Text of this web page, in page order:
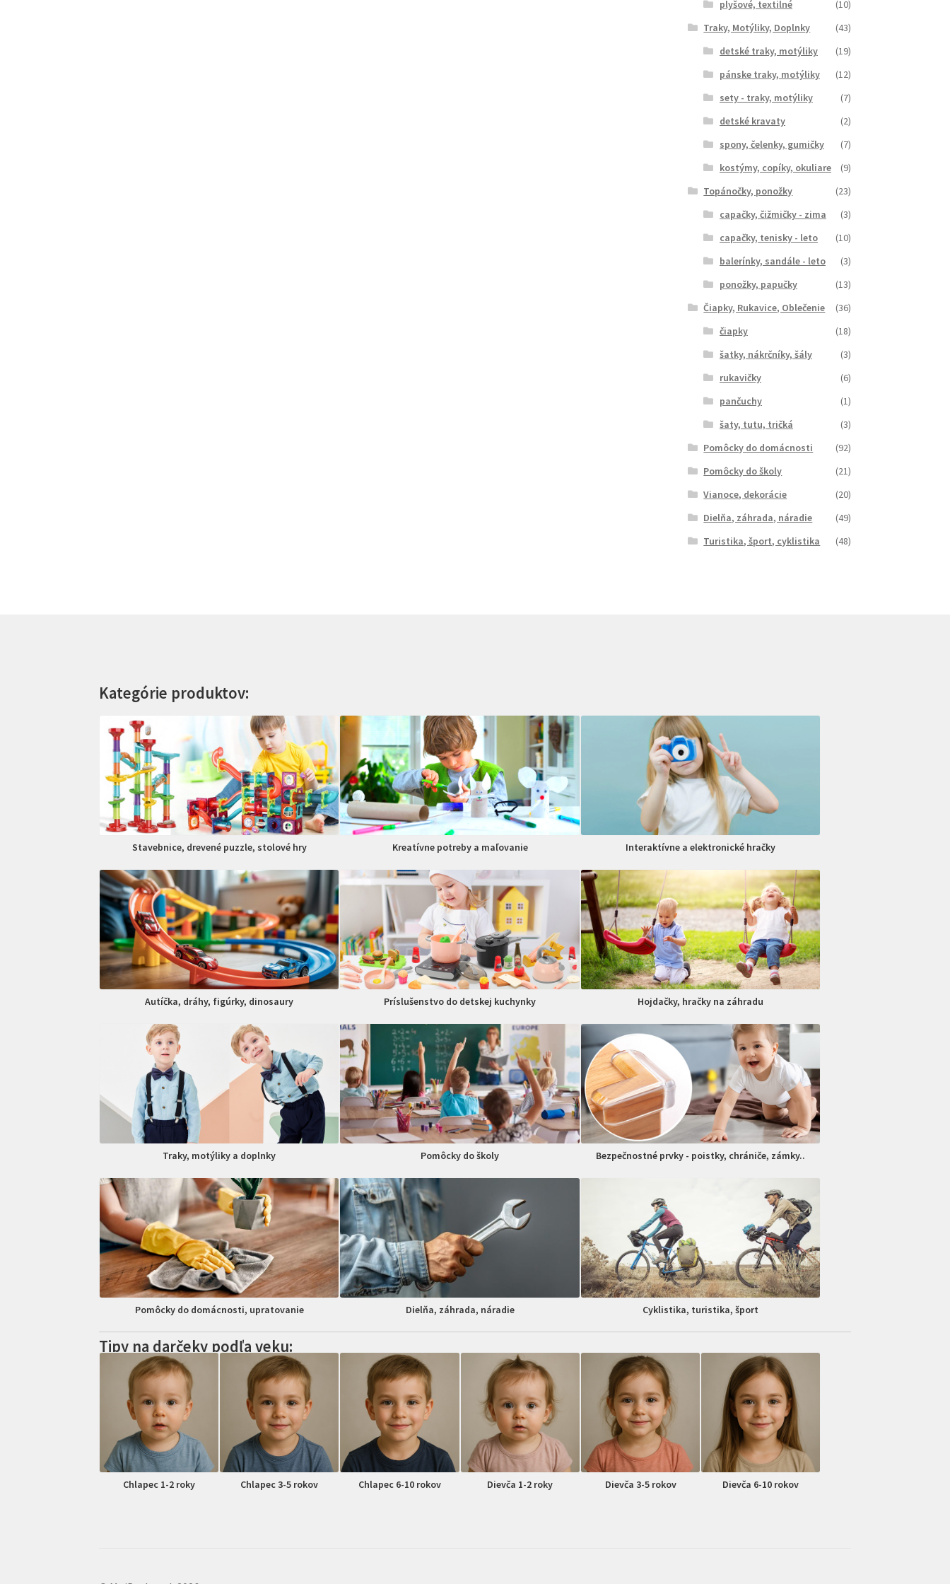
plyšové, textilné
(10)
Traky, Motýliky, Doplnky
(43)
detské traky, motýliky
(19)
pánske traky, motýliky
(12)
sety - traky, motýliky
(7)
detské kravaty
(2)
spony, čelenky, gumičky
(7)
kostýmy, copíky, okuliare
(9)
Topánočky, ponožky
(23)
capačky, čižmičky - zima
(3)
capačky, tenisky - leto
(10)
balerínky, sandále - leto
(3)
ponožky, papučky
(13)
Čiapky, Rukavice, Oblečenie
(36)
čiapky
(18)
šatky, nákrčníky, šály
(3)
rukavičky
(6)
pančuchy
(1)
šaty, tutu, tričká
(3)
Pomôcky do domácnosti
(92)
Pomôcky do školy
(21)
Vianoce, dekorácie
(20)
Dielňa, záhrada, náradie
(49)
Turistika, šport, cyklistika
(48)
Kategórie produktov:
Stavebnice, drevené puzzle, stolové hry Kreatívne potreby a maľovanie Interaktívne a elektronické hračky
Autíčka, dráhy, figúrky, dinosaury Príslušenstvo do detskej kuchynky Hojdačky, hračky na záhradu
Traky, motýliky a doplnky Pomôcky do školy Bezpečnostné prvky - poistky, chrániče, zámky..
Pomôcky do domácnosti, upratovanie Dielňa, záhrada, náradie Cyklistika, turistika, šport
Tipy na darčeky podľa veku:
Chlapec 1-2 roky Chlapec 3-5 rokov Chlapec 6-10 rokov Dievča 1-2 roky Dievča 3-5 rokov Dievča 6-10 rokov